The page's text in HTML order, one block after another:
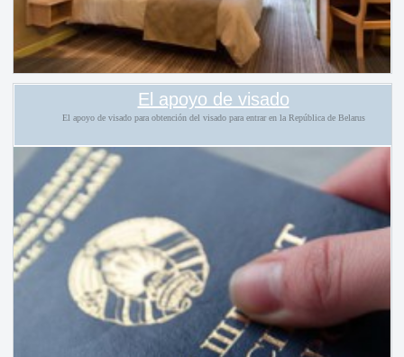
El apoyo de visado
El apoyo de visado para obtención del visado para entrar en la República de Belarus